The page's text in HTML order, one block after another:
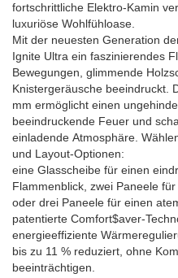
fortschrittliche Elektro-Kamin
luxuriöse Wohlfühloase.
Mit der neuesten Generation
Ignite Ultra ein faszinierendes
Bewegungen, glimmende
Knistergeräusche beeindruckt.
mm ermöglicht einen
beeindruckende Feuer und
einladende Atmosphäre.
und Layout-Optionen:
eine Glasscheibe für einen
Flammenblick, zwei Paneele
oder drei Paneele für einen
patentierte Comfort$aver-
energieeffiziente
bis zu 11 % reduziert, ohne
beeinträchtigen.